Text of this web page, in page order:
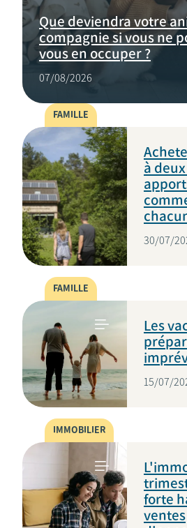
Que deviendra votre
compagnie si vous ne
vous en occuper ?
07/08/2026
FAMILLE
à
30/07/
FAMILLE
Les
15/07/
IMMOBILIER
forte
ventes